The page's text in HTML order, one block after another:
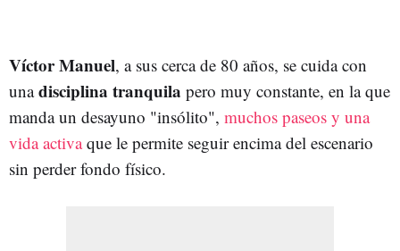
Víctor Manuel, a sus cerca de 80 años, se cuida con
unadisciplina tranquila pero muy constante, en la que
manda un desayuno "insólito", muchos paseos y una
vida activaque le permite seguir encima del escenario
sin perder fondo físico.